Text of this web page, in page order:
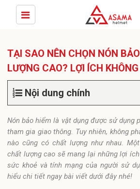
TẠI SAO NÊN CHỌN NÓN
LƯỢNG CAO? LỢI ÍCH
Nội dung chính
Nón bảo hiểm là vật dụng được sử dụng
tham gia giao thông. Tuy nhiên, không
nào cũng có chất lượng như nhau.
chất lượng cao sẽ mang lại những lợi
sức khoẻ và tính mạng của người sử
hiểu chi tiết ngay bài viết dưới đây nhé!